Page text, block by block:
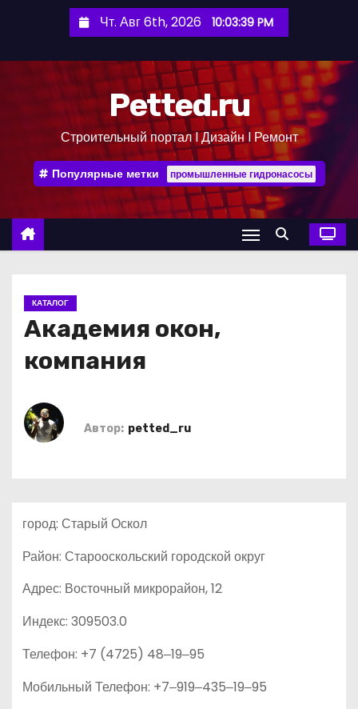
е
Чт. Авг 6th, 2026 10:03:39 PM
Petted.ru
Строительный портал l Дизайн l Ремонт
Популярные метки промышленные гидронасосы
КАТАЛОГ
Академия окон,
компания
Автор: petted_ru
город: Старый Оскол
Район: Старооскольский городской округ
Адрес: Восточный микрорайон, 12
Индекс: 309503.0
Телефон: +7 (4725) 48‒19‒95
Мобильный Телефон: +7‒919‒435‒19‒95